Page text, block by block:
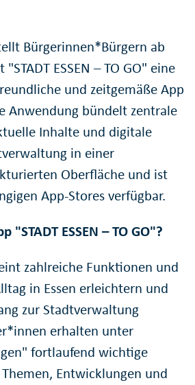
Bürgerinnen*Bürgern ab
ESSEN – TO GO" eine
und zeitgemäße App
Anwendung bündelt zentrale
Inhalte und digitale
in einer
Oberfläche und ist
App-Stores verfügbar.
"STADT ESSEN – TO GO"?
zahlreiche Funktionen und
in Essen erleichtern und
zur Stadtverwaltung
erhalten unter
fortlaufend wichtige
Entwicklungen und